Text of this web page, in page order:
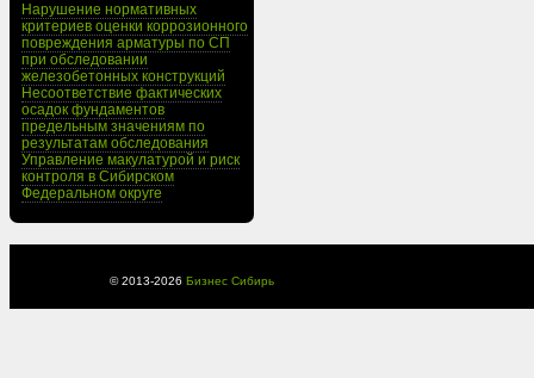
Нарушение нормативных
критериев оценки коррозионного
повреждения арматуры по СП
при обследовании
железобетонных конструкций
Несоответствие фактических
осадок фундаментов
предельным значениям по
результатам обследования
Управление макулатурой и риск
контроля в Сибирском
Федеральном округе
© 2013-2026 Бизнес Сибирь